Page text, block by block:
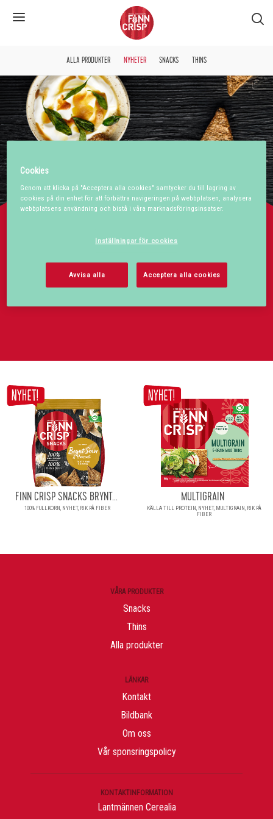
S�k
ALLA PRODUKTER NYHETER SNACKS THINS
VÅRA NYHETER
Vår FINN CRISP-familj har fått två tillskott - Snacks med Brynt Smör &
FINN CRISP SNACKS BRYNT...
100% FULLKORN, NYHET, RIK PÅ FIBER
MULTIGRAIN
KÄLLA TILL PROTEIN, NYHET, MULTIGRAIN, RIK PÅ
FIBER
VÅRA PRODUKTER
Snacks
Thins
Alla produkter
LÄNKAR
Kontakt
Bildbank
Om oss
Vår sponsringspolicy
KONTAKTINFORMATION
Lantmännen Cerealia
Cookies
Genom att klicka på "Acceptera alla cookies" samtycker du till lagring av
cookies på din enhet för att förbättra navigeringen på webbplatsen, analysera
webbplatsens användning och bistå i våra marknadsföringsinsatser.
Inställningar för cookies
Avvisa alla Acceptera alla cookies